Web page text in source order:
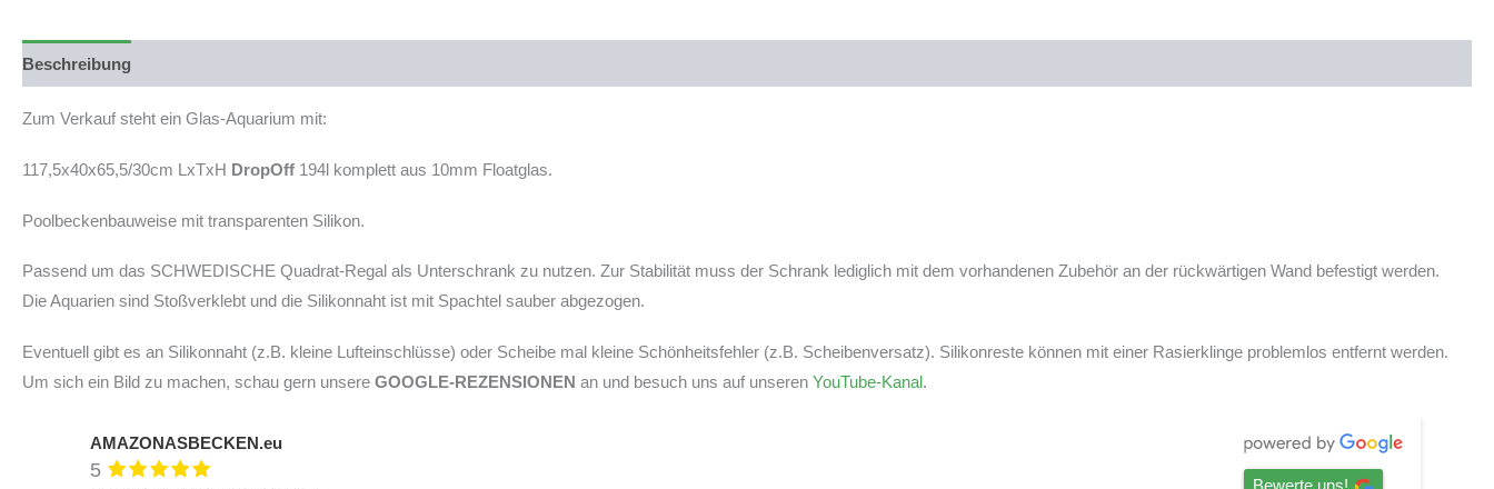
Beschreibung
Zum Verkauf steht ein Glas-Aquarium mit:
117,5x40x65,5/30cm LxTxH DropOff 194l komplett aus 10mm Floatglas.
Poolbeckenbauweise mit transparenten Silikon.
Passend um das SCHWEDISCHE Quadrat-Regal als Unterschrank zu nutzen. Zur Stabilität muss der Schrank lediglich mit dem vorhandenen Zubehör an der rückwärtigen Wand befestigt werden.
Die Aquarien sind Stoßverklebt und die Silikonnaht ist mit Spachtel sauber abgezogen.
Eventuell gibt es an Silikonnaht (z.B. kleine Lufteinschlüsse) oder Scheibe mal kleine Schönheitsfehler (z.B. Scheibenversatz). Silikonreste können mit einer Rasierklinge problemlos entfernt werden.
Um sich ein Bild zu machen, schau gern unsere GOOGLE-REZENSIONEN an und besuch uns auf unseren YouTube-Kanal.
AMAZONASBECKEN.eu
5